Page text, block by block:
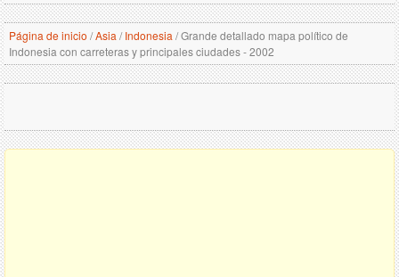
Página de inicio /Asia / Indonesia /Grande detallado mapa político de
Indonesia con carreteras y principales ciudades - 2002